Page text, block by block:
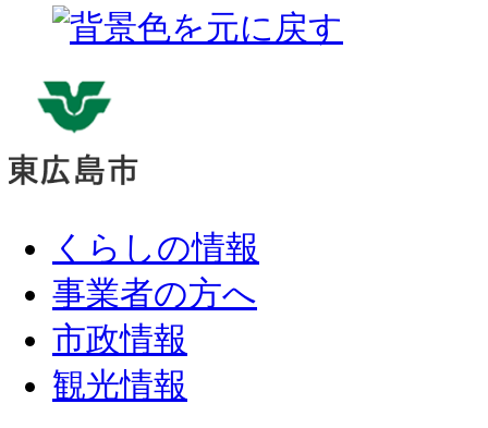
くらしの情報
事業者の方へ
市政情報
観光情報